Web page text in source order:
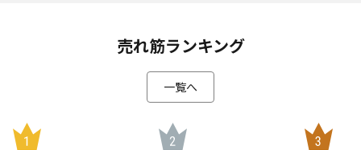
くらモチモチになります。
した料理など作ることも可能。
さらに、クリアせいろを2段にするとおいしさも倍増！野菜と
31種類の作り方が載ったレシピブックを付属！アイデア次第
売れ筋ランキング
一覧へ